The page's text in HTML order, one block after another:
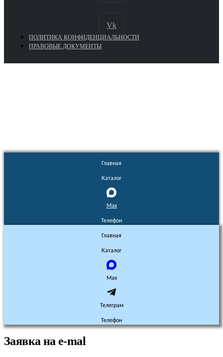
Vk
ПОЛИТИКА КОНФИДЕНЦИАЛЬНОСТИ
ПРАВОВЫЕ ДОКУМЕНТЫ
Главная
Каталог
Max
Телефон
Главная
Каталог
Max
Телеграм
Телефон
Заявка на e-mal